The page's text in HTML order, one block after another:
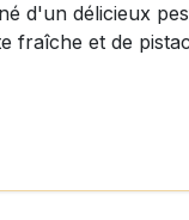
d'un délicieux
fraîche et de